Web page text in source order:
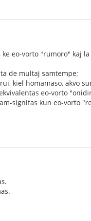
ke eo-vorto "rumoro" kaj
de multaj samtempe;
kiel homamaso, akvo
eo-vorto
signifas kun eo-vorto